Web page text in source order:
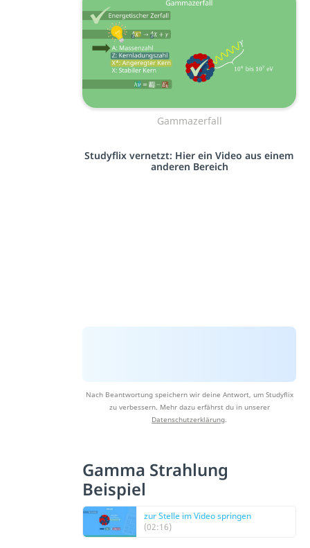
Gammazerfall
Studyflix vernetzt: Hier ein Video aus einem
anderen Bereich
Nach Beantwortung speichern wir deine Antwort, um Studyflix
zu verbessern. Mehr dazu erfährst du in unserer
Datenschutzerklärung.
Gamma Strahlung
Beispiel
zur Stelle im Video springen
(02:16)